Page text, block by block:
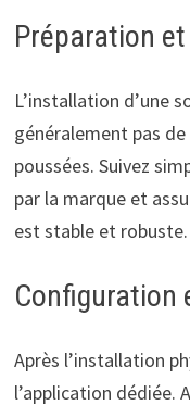
Préparation
L’installation d’une
généralement pas
poussées. Suivez
par la marque et
est stable et robuste.
Configuration
Après l’installation
l’application dédiée.